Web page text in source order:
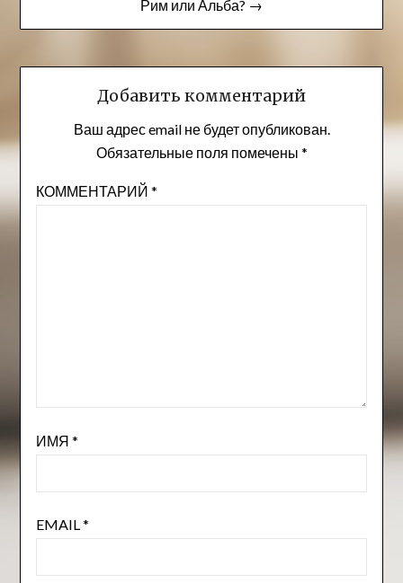
Рим или Альба? →
Добавить комментарий
Ваш адрес email не будет опубликован.
Обязательные поля помечены *
КОММЕНТАРИЙ *
ИМЯ *
EMAIL *